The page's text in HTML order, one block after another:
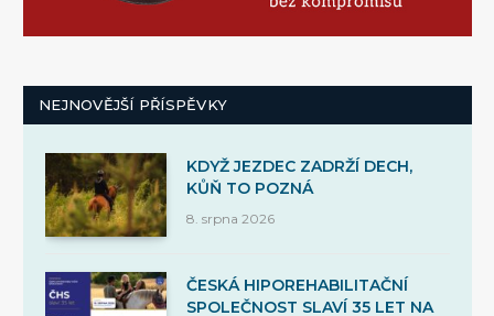
NEJNOVĚJŠÍ PŘÍSPĚVKY
KDYŽ JEZDEC ZADRŽÍ DECH,
KŮŇ TO POZNÁ
8. srpna 2026
ČESKÁ HIPOREHABILITAČNÍ
SPOLEČNOST SLAVÍ 35 LET NA